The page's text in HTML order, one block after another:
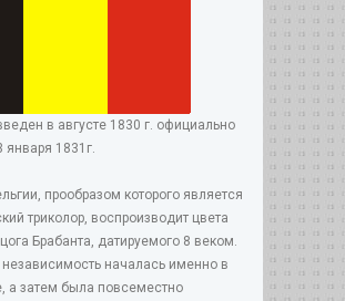
в августе 1830 г. официально
января 1831г.
прообразом которого является
триколор, воспроизводит цвета
Брабанта, датируемого 8 веком.
независимость началась именно в
а затем была повсеместно